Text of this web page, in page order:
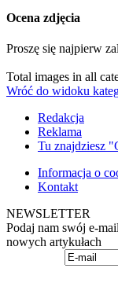
Ocena zdjęcia
Proszę się najpierw
Total images in all
Wróć do widoku
Redakcja
Reklama
Tu znajdziesz
Informacja o
Kontakt
NEWSLETTER
Podaj nam swój e-
nowych artykułach